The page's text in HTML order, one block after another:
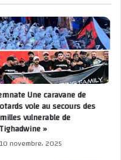
Une caravane de
vole au secours des
vulnerable de
»
10 novembre، 2025